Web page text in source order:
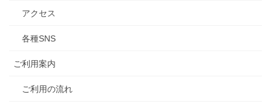
アクセス
各種SNS
ご利用案内
ご利用の流れ